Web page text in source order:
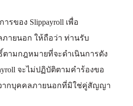
รของ Slippayroll เพื่อ
ายนอก ให้ถือว่า ท่านรับ
ามกฎหมายที่จะดำเนินการดัง
จะไม่ปฏิบัติตามคำร้องขอ
ากบุคคลภายนอกที่มิใช่คู่สัญญา